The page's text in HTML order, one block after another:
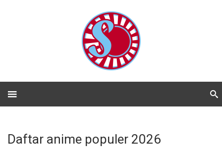
Daftar anime populer 2026